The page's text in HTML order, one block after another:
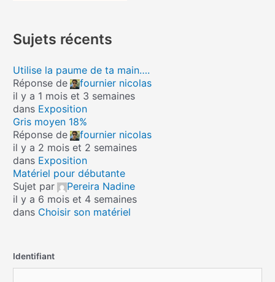
Sujets récents
Utilise la paume de ta main….
Réponse de
fournier nicolas
il y a 1 mois et 3 semaines
dans Exposition
Gris moyen 18%
Réponse de
fournier nicolas
il y a 2 mois et 2 semaines
dans Exposition
Matériel pour débutante
Sujet par
Pereira Nadine
il y a 6 mois et 4 semaines
dans Choisir son matériel
Identifiant